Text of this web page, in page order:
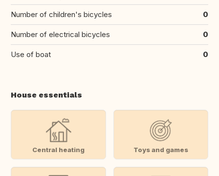
Number of children's bicycles 0
Number of electrical bicycles 0
Use of boat 0
House essentials
Central heating Toys and games